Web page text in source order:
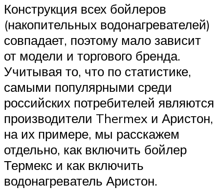
Конструкция всех бойлеров
(накопительных водонагревателей)
совпадает, поэтому мало зависит
от модели и торгового бренда.
Учитывая то, что по статистике,
самыми популярными среди
российских потребителей являются
производители Thermex и Аристон,
на их примере, мы расскажем
отдельно, как включить бойлер
Термекс и как включить
водонагреватель Аристон.